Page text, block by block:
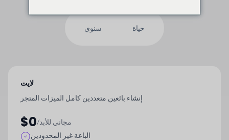
سنوي حياة
لايت
إنشاء بائعين متعددين كامل الميزات المتجر
$0 /مجاني للأبد
الباعة غير المحدودين